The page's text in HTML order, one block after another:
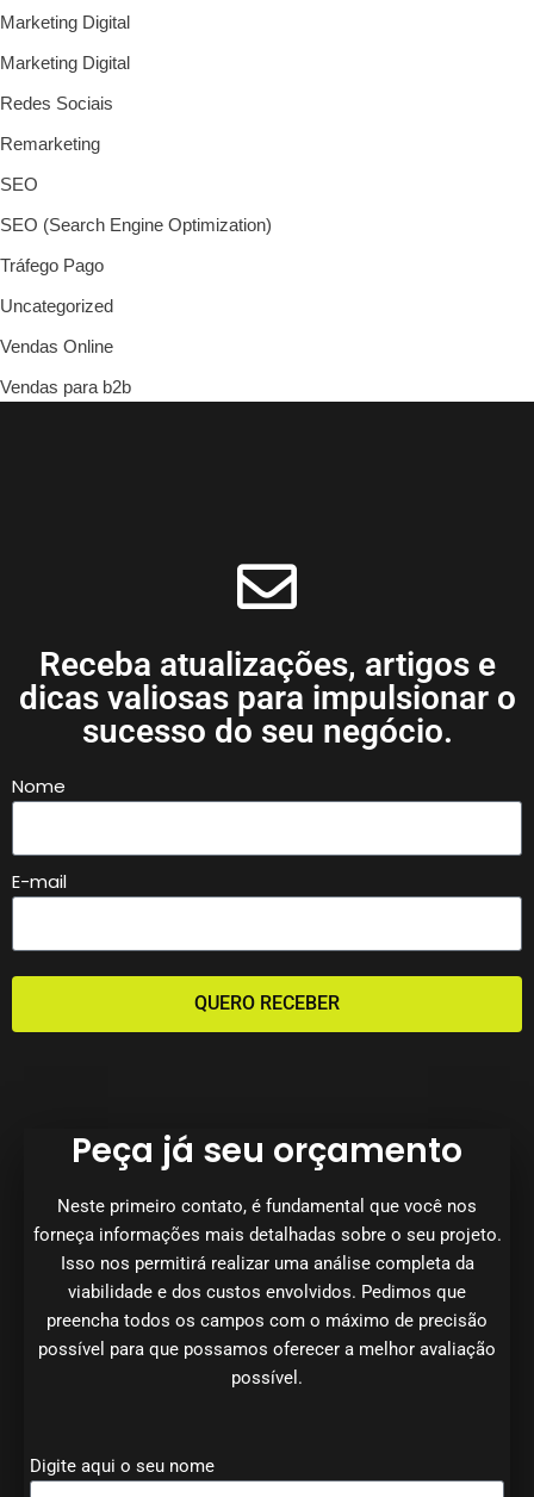
Marketing Digital
Marketing Digital
Redes Sociais
Remarketing
SEO
SEO (Search Engine Optimization)
Tráfego Pago
Uncategorized
Vendas Online
Vendas para b2b
Receba atualizações, artigos e
dicas valiosas para impulsionar o
sucesso do seu negócio.
Nome
E-mail
QUERO RECEBER
Peça já seu orçamento
Neste primeiro contato, é fundamental que você nos
forneça informações mais detalhadas sobre o seu projeto.
Isso nos permitirá realizar uma análise completa da
viabilidade e dos custos envolvidos. Pedimos que
preencha todos os campos com o máximo de precisão
possível para que possamos oferecer a melhor avaliação
possível.
Digite aqui o seu nome